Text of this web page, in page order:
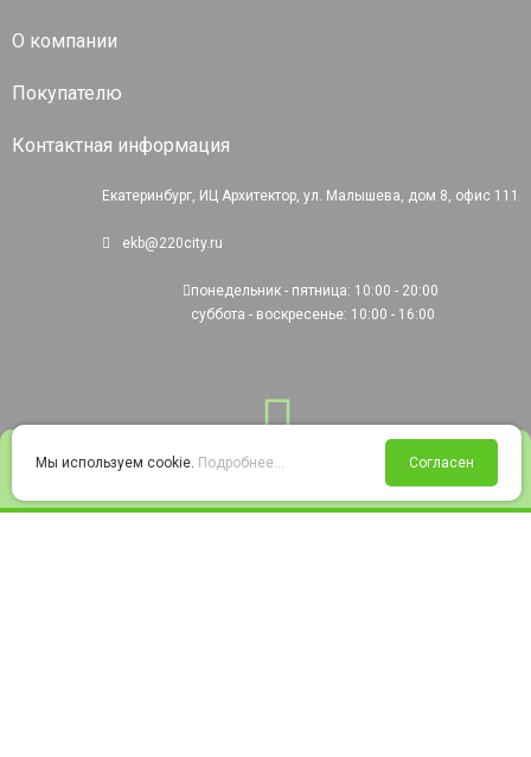
Войти Избранное Корзина
О компании
Покупателю
Контактная информация
Екатеринбург, ИЦ Архитектор, ул. Малышева, дом 8, офис 111
ekb@220city.ru
понедельник - пятница: 10:00 - 20:00
суббота - воскресенье: 10:00 - 16:00
Мы используем cookie. Подробнее... Согласен